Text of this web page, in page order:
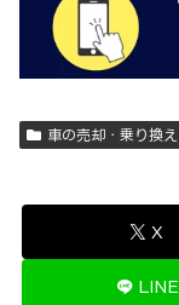
車の売却・乗り換え
X
LINE